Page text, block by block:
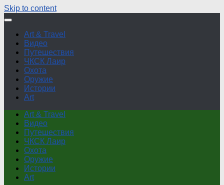
Skip to content
Art & Travel
Видео
Путешествия
ЧКСК Лаир
Охота
Оружие
Истории
Art
Art & Travel
Видео
Путешествия
ЧКСК Лаир
Охота
Оружие
Истории
Art